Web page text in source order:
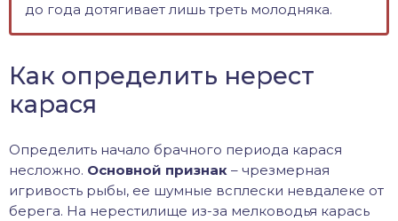
до года дотягивает лишь треть молодняка.
Как определить нерест
карася
Определить начало брачного периода карася
несложно. Основной признак – чрезмерная
игривость рыбы, ее шумные всплески невдалеке от
берега. На нерестилище из-за мелководья карась